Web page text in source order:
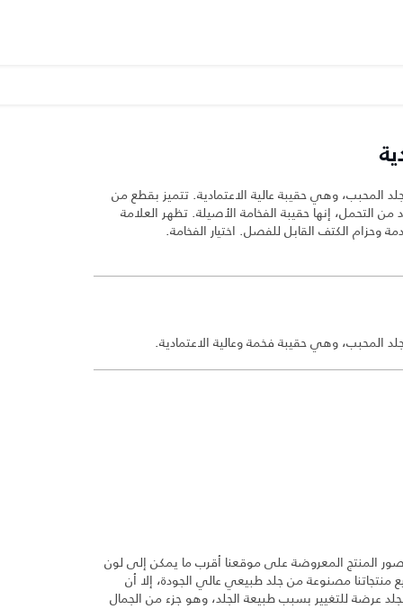
المحبب، وهي حقيبة عالية الاعتمادية. تتميز بقطع من
من التحمل، إنها حقيبة الفخامة الأصيلة. تظهر العلامة
وحزام الكتف القابل للفصل. اختيار الفخامة.
المحبب، وهي حقيبة فخمة وعالية الاعتمادية.
المنتج المعروضة على موقعنا أقرب ما يمكن إلى لون
مصنوعة من جلد طبيعي عالي الجودة، إلا أن
عرضة للتغيير بسبب طبيعة الجلد، وهو جزء من الجمال